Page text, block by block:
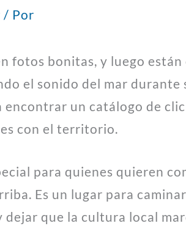
/ Por
fotos bonitas, y luego
el sonido del mar durante
un catálogo de
con el territorio.
para quienes quieren
Es un lugar para
dejar que la cultura local